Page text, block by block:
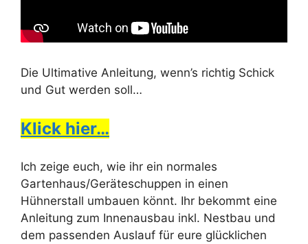
Die Ultimative Anleitung, wenn’s richtig Schick
und Gut werden soll…
Klick hier…
Ich zeige euch, wie ihr ein normales
Gartenhaus/Geräteschuppen in einen
Hühnerstall umbauen könnt. Ihr bekommt eine
Anleitung zum Innenausbau inkl. Nestbau und
dem passenden Auslauf für eure glücklichen